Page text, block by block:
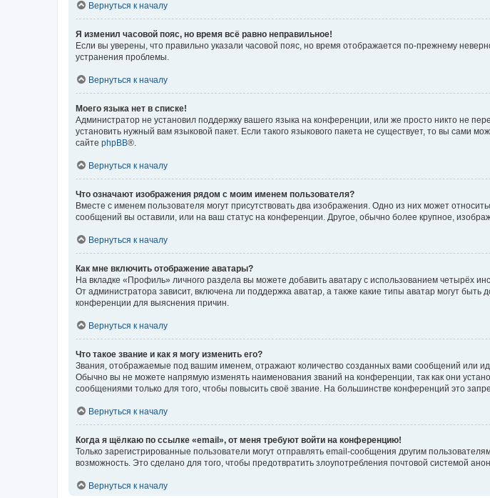
Вернуться к началу
Я изменил часовой пояс, но время всё равно неправильное!
Если вы уверены, что правильно указали часовой пояс, но время отображается по-прежнему
устранения проблемы.
Вернуться к началу
Моего языка нет в списке!
Администратор не установил поддержку вашего языка на конференции, или же просто никто не
установить нужный вам языковой пакет. Если такого языкового пакета не существует, то вы
сайте phpBB®.
Вернуться к началу
Что означают изображения рядом с моим именем пользователя?
Вместе с именем пользователя могут присутствовать два изображения. Одно из них может
сообщений вы оставили, или на ваш статус на конференции. Другое, обычно более крупное,
Вернуться к началу
Как мне включить отображение аватары?
На вкладке «Профиль» личного раздела вы можете добавить аватару с использованием четырёх
От администратора зависит, включена ли поддержка аватар, а также какие типы аватар могут
конференции для выяснения причин.
Вернуться к началу
Что такое звание и как я могу изменить его?
Звания, отображаемые под вашим именем, отражают количество созданных вами сообщений или
Обычно вы не можете напрямую изменять наименования званий на конференции, так как они
сообщениями только для того, чтобы повысить своё звание. На большинстве конференций это
Вернуться к началу
Когда я щёлкаю по ссылке «email», от меня требуют войти на конференцию!
Только зарегистрированные пользователи могут отправлять email-сообщения другим
возможность. Это сделано для того, чтобы предотвратить злоупотребления почтовой системой
Вернуться к началу